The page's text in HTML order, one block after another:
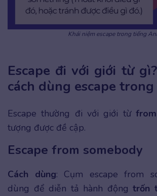
Khái niệm escape trong tiếng
Escape đi với giới từ
cách dùng escape
Escape thường đi với giới từ from
tượng được đề cập.
Escape from somebody
Cách dùng: Cụm escape from
dùng để diễn tả hành độngtrốn